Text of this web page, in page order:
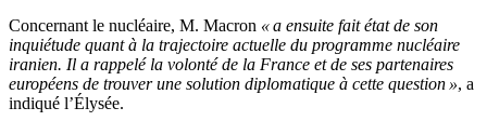
Concernant le nucléaire, M. Macron « a ensuite fait état de son
inquiétude quant à la trajectoire actuelle du programme nucléaire
iranien. Il a rappelé la volonté de la France et de ses partenaires
européens de trouver une solution diplomatique à cette question », a
indiqué l’Élysée.